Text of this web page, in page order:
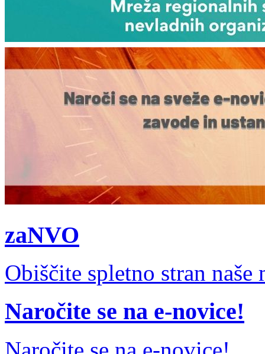
zaNVO
Obiščite spletno stran naše
Naročite se na e-novice!